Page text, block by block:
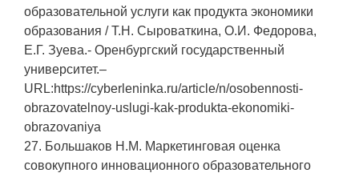
образовательной услуги как продукта экономики
образования / Т.Н. Сыроваткина, О.И. Федорова,
Е.Г. Зуева.- Оренбургский государственный
университет.–
URL:https://cyberleninka.ru/article/n/osobennosti-
obrazovatelnoy-uslugi-kak-produkta-ekonomiki-
obrazovaniya
27. Большаков Н.М. Маркетинговая оценка
совокупного инновационного образовательного